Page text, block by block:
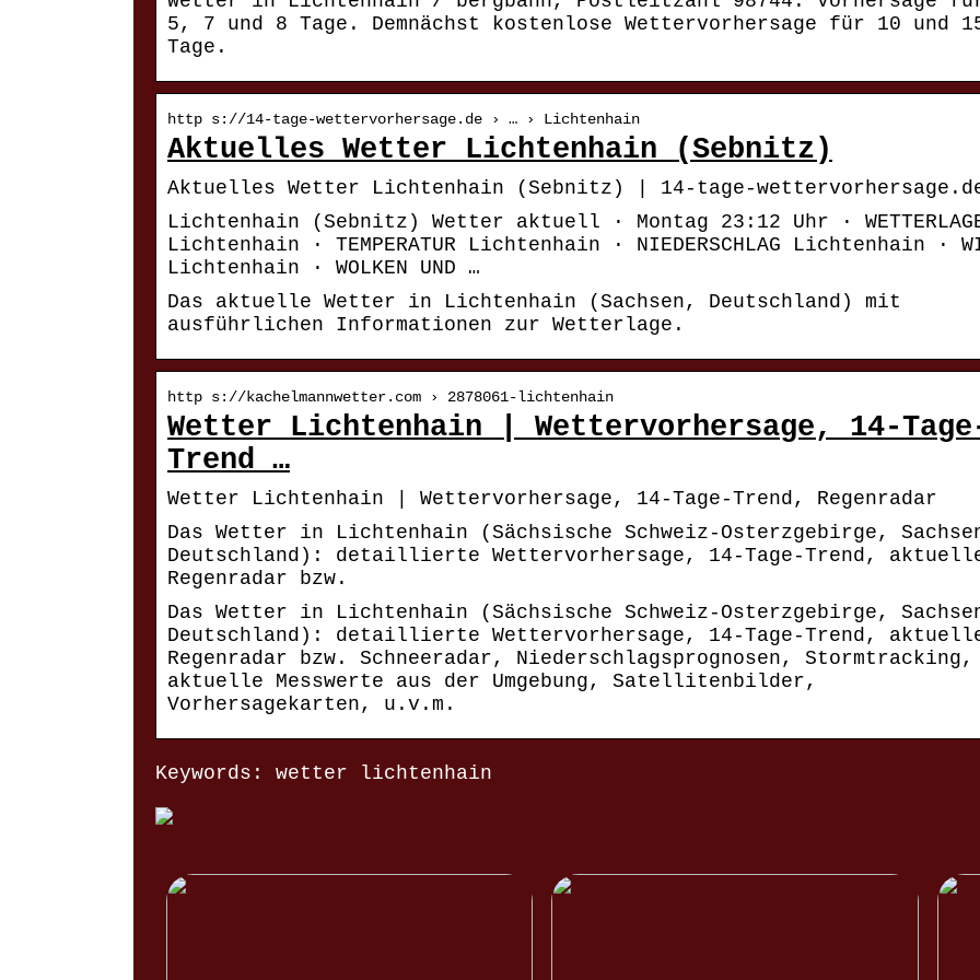
5, 7 und 8 Tage. Demnächst kostenlose Wettervorhersage für 10 und
Tage.
http s://14-tage-wettervorhersage.de › … › Lichtenhain
Aktuelles Wetter Lichtenhain (Sebnitz)
Aktuelles Wetter Lichtenhain (Sebnitz) | 14-tage-
Lichtenhain (Sebnitz) Wetter aktuell · Montag 23:12 Uhr ·
Lichtenhain · TEMPERATUR Lichtenhain · NIEDERSCHLAG Lichtenhain ·
Lichtenhain · WOLKEN UND …
Das aktuelle Wetter in Lichtenhain (Sachsen, Deutschland) mit
ausführlichen Informationen zur Wetterlage.
http s://kachelmannwetter.com › 2878061-lichtenhain
Wetter Lichtenhain | Wettervorhersage, 14-
Trend …
Wetter Lichtenhain | Wettervorhersage, 14-Tage-Trend, Regenradar
Das Wetter in Lichtenhain (Sächsische Schweiz-Osterzgebirge,
Deutschland): detaillierte Wettervorhersage, 14-Tage-Trend,
Regenradar bzw.
Das Wetter in Lichtenhain (Sächsische Schweiz-Osterzgebirge,
Deutschland): detaillierte Wettervorhersage, 14-Tage-Trend,
Regenradar bzw. Schneeradar, Niederschlagsprognosen, Stormtracking,
aktuelle Messwerte aus der Umgebung, Satellitenbilder,
Vorhersagekarten, u.v.m.
Keywords: wetter lichtenhain